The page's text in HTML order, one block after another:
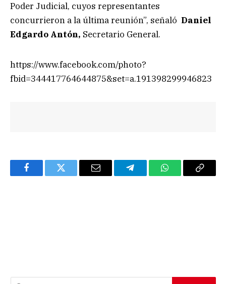
Poder Judicial, cuyos representantes
concurrieron a la última reunión”, señaló Daniel
Edgardo Antón, Secretario General.
https://www.facebook.com/photo?
fbid=344417764644875&set=a.191398299946823
FacebookTwitter Email TelegramWhatsAppCopy